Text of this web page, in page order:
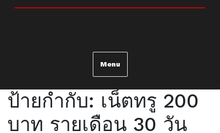
Skip
Menu
ป้ายกำกับ: เน็ตทรู 200
บาท รายเดือน 30 วัน